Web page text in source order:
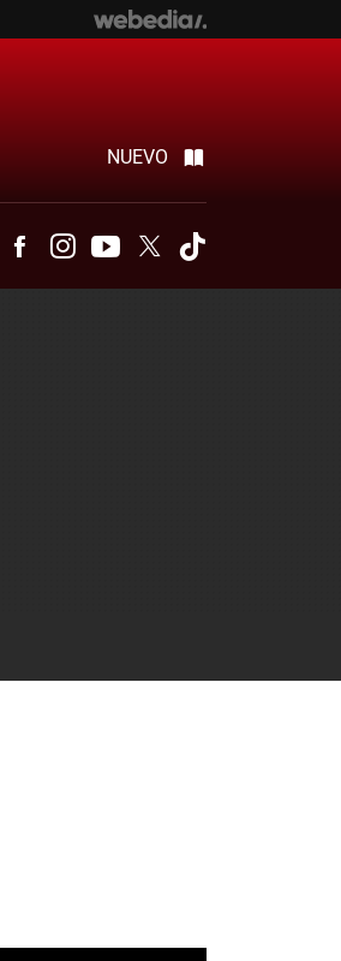
NUEVO
TelegramFacebookInstagramYoutubeTwitter